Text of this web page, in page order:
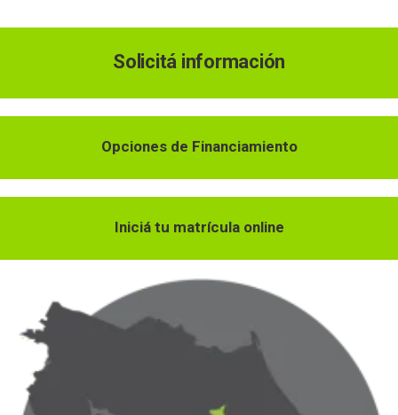
Solicitá información
Opciones de Financiamiento
Iniciá tu matrícula online